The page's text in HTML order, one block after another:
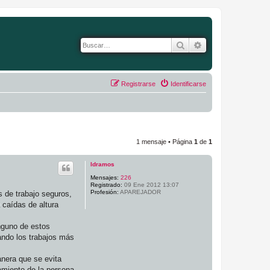
Buscar
Identificarse
Registrarse
1 mensaje • Página 1 de 1
ldramos
Mensajes: 226
Registrado: 09 Ene 2012 13:07
Profesión: APAREJADOR
trabajo seguros,
de altura
de estos
los trabajos más
que se evita